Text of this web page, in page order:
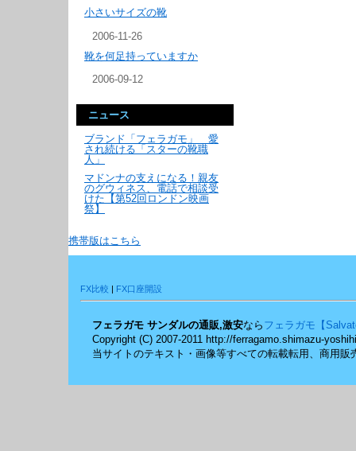
小さいサイズの靴
2006-11-26
靴を何足持っていますか
2006-09-12
ニュース
ブランド「フェラガモ」 愛
され続ける「スターの靴職
人」
マドンナの支えになる！親友
のグウィネス、電話で相談受
けた【第52回ロンドン映画
祭】
携帯版はこちら
FX比較 | FX口座開設
フェラガモ サンダルの通販,激安なら フェラガモ【
Copyright (C) 2007-2011 http://ferragamo.shimazu-
当サイトのテキスト・画像等すべての転載転用、商用販